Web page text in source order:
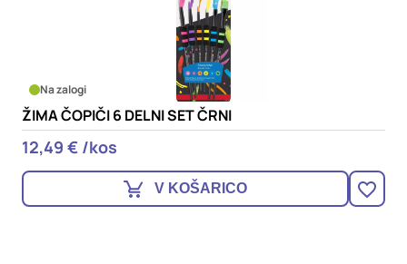
Na zalogi
ŽIMA ČOPIČI 6 DELNI SET ČRNI
12,49 € /kos
V KOŠARICO